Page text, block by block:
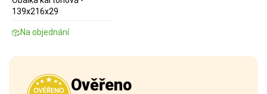
139x216x29
Na objednání
Ověřeno